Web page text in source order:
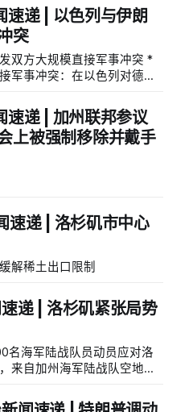
对更大规模战争的担忧加
加油机，美军指挥官将该地
状
速递 | 以色列与伊朗
突
双方大规模直接军事冲突 *
军事冲突：在以色列对德黑
维夫周边地区发射了弹道导
方均有伤亡，伊朗方面向联
人受伤，而以色列方面则报
筑物严重受损。联合国核监
Rafael Grossi）证实，以色
设施的地面部分，造成了
。据报道，此次袭击还导致
括两名高级军事指挥官穆罕
）和侯赛因·萨拉米
圣城旅指挥官伊斯梅尔·卡
名美国官员透露，美军协助
以色列总理内塔尼亚胡称伊
而伊朗最高领袖哈梅内伊则
普称美方事先
谈判但已做好防御准备：据
速递 | 加州联邦参议
上被强制移除并戴手
速递 | 洛杉矶市中心
解稀土出口限制
递 | 洛杉矶紧张局势
来自加州海军陆战队空地作
加州州长或洛杉矶市长同意